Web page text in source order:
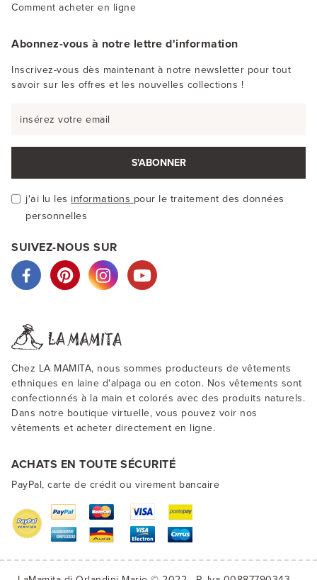
Comment acheter en ligne
Abonnez-vous à notre lettre d'information
Inscrivez-vous dès maintenant à notre newsletter pour tout
savoir sur les offres et les nouvelles collections !
S'ABONNER
j'ai lu les informations pour le traitement des données
personnelles
SUIVEZ-NOUS SUR
Chez LA MAMITA, nous sommes producteurs de vêtements
ethniques en laine d'alpaga ou en coton. Nos vêtements sont
confectionnés à la main et colorés avec des produits naturels.
Dans notre boutique virtuelle, vous pouvez voir nos
vêtements et acheter directement en ligne.
ACHATS EN TOUTE SÉCURITÉ
PayPal, carte de crédit ou virement bancaire